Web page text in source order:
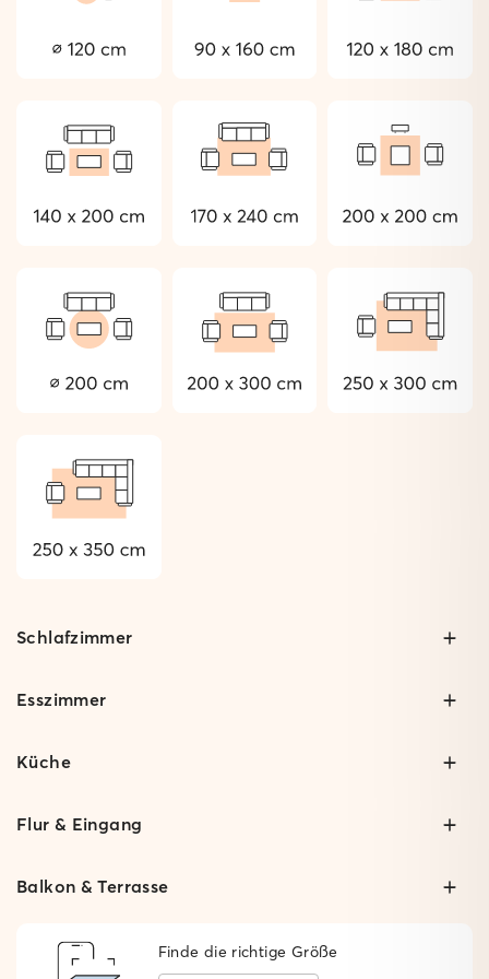
Schlafzimmer
Esszimmer
Küche
Flur & Eingang
Balkon & Terrasse
Finde die richtige Größe